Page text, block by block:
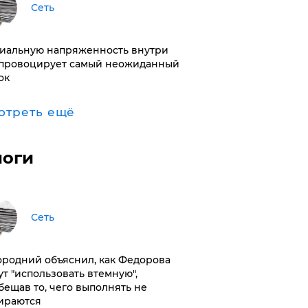
Сеть
напряженность внутри
самый неожиданный
ещё
Сеть
объяснил, как Федорова
"использовать втемную",
то, чего выполнять не